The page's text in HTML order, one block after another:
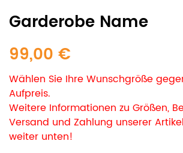
Garderobe Name
99,00 €
Wählen Sie Ihre Wunschgröße
Aufpreis.
Weitere Informationen zu Größen,
Versand und Zahlung unserer
weiter unten!